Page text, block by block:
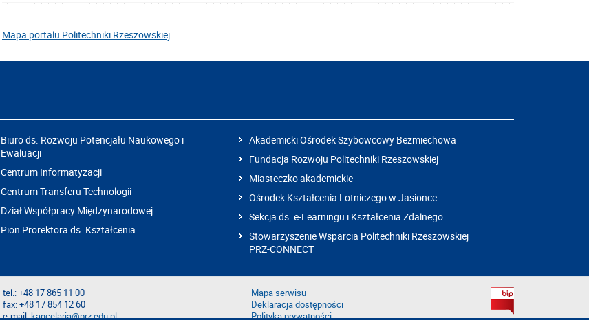
Mapa portalu Politechniki Rzeszowskiej
Biuro ds. Rozwoju Potencjału Naukowego i
Ewaluacji
Centrum Informatyzacji
Centrum Transferu Technologii
Dział Współpracy Międzynarodowej
Pion Prorektora ds. Kształcenia
Akademicki Ośrodek Szybowcowy Bezmiechowa
Fundacja Rozwoju Politechniki Rzeszowskiej
Miasteczko akademickie
Ośrodek Kształcenia Lotniczego w Jasionce
Sekcja ds. e-Learningu i Kształcenia Zdalnego
Stowarzyszenie Wsparcia Politechniki Rzeszowskiej
PRZ-CONNECT
tel.: +48 17 865 11 00
fax: +48 17 854 12 60
e-mail:kancelaria@prz.edu.pl
Mapa serwisu
Deklaracja dostępności
Polityka prywatności